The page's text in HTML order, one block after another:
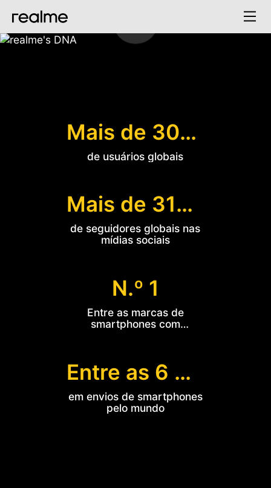
Marca realme
Mais de 300 milhões
de usuários globais
Mais de 310 milhões
de seguidores globais nas
mídias sociais
N.º 1
Entre as marcas de
smartphones com
Entre as 6 maiores
em envios de smartphones
pelo mundo